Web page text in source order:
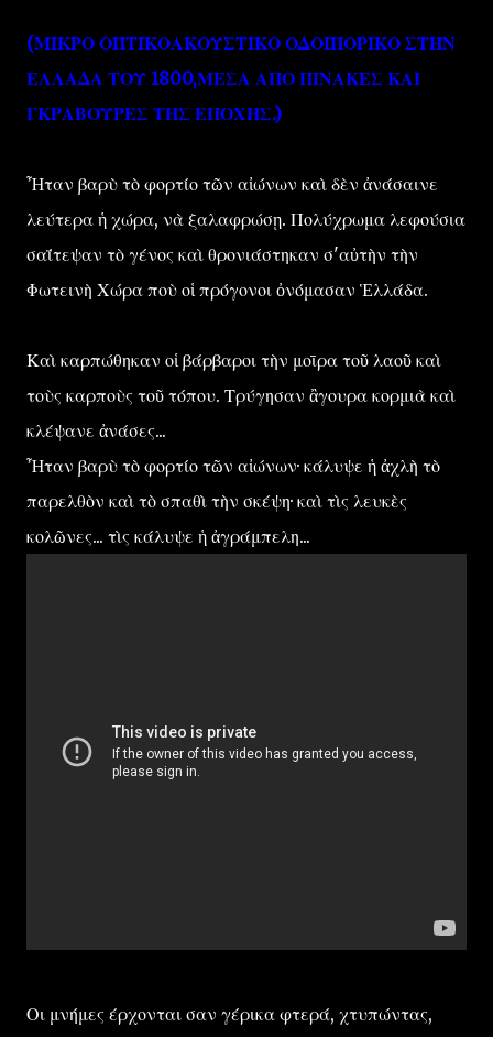
(ΜΙΚΡΟ ΟΠΤΙΚΟΑΚΟΥΣΤΙΚΟ ΟΔΟΙΠΟΡΙΚΟ ΣΤΗΝ
ΕΛΛΑΔΑ ΤΟΥ 1800,ΜΕΣΑ ΑΠΟ ΠΙΝΑΚΕΣ ΚΑΙ
ΓΚΡΑΒΟΥΡΕΣ ΤΗΣ ΕΠΟΧΗΣ.)
Ἦταν βαρὺ τὸ φορτίο τῶν αἰώνων καὶ δὲν ἀνάσαινε
λεύτερα ἡ χώρα, νὰ ξαλαφρώσῃ. Πολύχρωμα λεφούσια
σαΐτεψαν τὸ γένος καὶ θρονιάστηκαν σ'αὐτὴν τὴν
Φωτεινὴ Χώρα ποὺ οἱ πρόγονοι ὀνόμασαν Ἑλλάδα.
Καὶ καρπώθηκαν οἱ βάρβαροι τὴν μοῑρα τοῦ λαοῦ καὶ
τοὺς καρποὺς τοῦ τόπου. Τρύγησαν ἂγουρα κορμιὰ καὶ
κλέψανε ἀνάσες...
Ἦταν βαρὺ τὸ φορτίο τῶν αἰώνων· κάλυψε ἡ ἀχλὴ τὸ
παρελθὸν καὶ τὸ σπαθὶ τὴν σκέψη· καὶ τὶς λευκὲς
κολῶνες... τὶς κάλυψε ἡ ἀγράμπελη...
Οι μνήμες έρχονται σαν γέρικα φτερά, χτυπώντας,